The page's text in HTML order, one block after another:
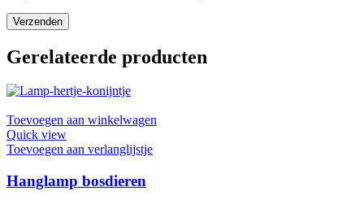
Gerelateerde producten
Toevoegen aan winkelwagen
Quick view
Toevoegen aan verlanglijstje
Hanglamp bosdieren